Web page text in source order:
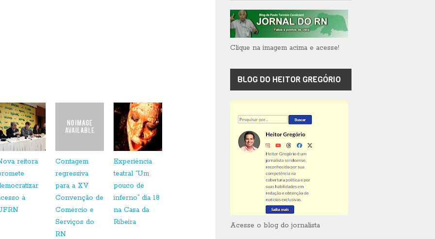
reitora
à
Contagem
regressiva
para a XV
Convenção de
Comércio e
Serviços do
RN
Experiência
teatral “Um
pouco de
inferno” dia 18
na Casa da
Ribeira
Clique na imagem acima e acesse!
BLOG DO HEITOR GREGÓRIO
Acesse o blog do jornalista